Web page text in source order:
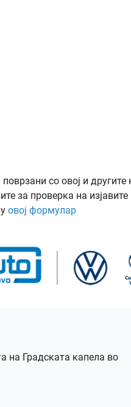
со овој и
за проверка на
овој формулар